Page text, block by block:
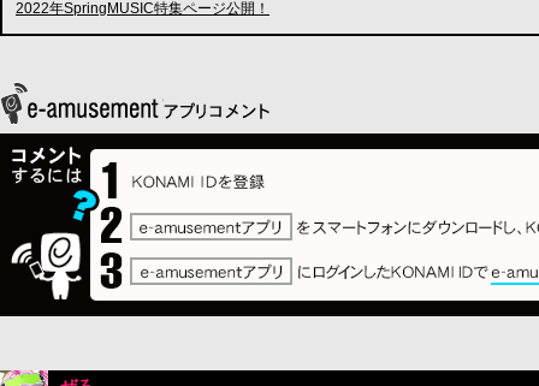
2022年SpringMUSIC特集ページ公開！